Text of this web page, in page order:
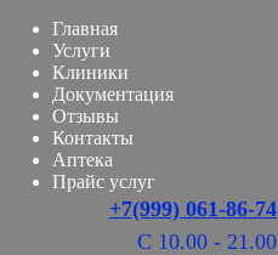
Главная
Услуги
Клиники
Документация
Отзывы
Контакты
Аптека
Прайс услуг
+7(999) 061-86-74
С 10.00 - 21.00